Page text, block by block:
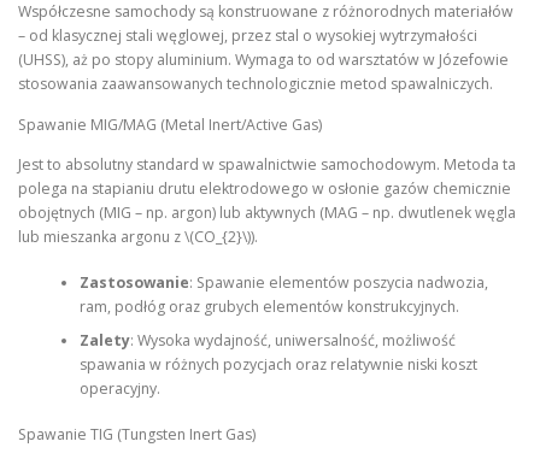
Współczesne samochody są konstruowane z różnorodnych materiałów
– od klasycznej stali węglowej, przez stal o wysokiej wytrzymałości
(UHSS), aż po stopy aluminium. Wymaga to od warsztatów w Józefowie
stosowania zaawansowanych technologicznie metod spawalniczych.
Spawanie MIG/MAG (Metal Inert/Active Gas)
Jest to absolutny standard w spawalnictwie samochodowym. Metoda ta
polega na stapianiu drutu elektrodowego w osłonie gazów chemicznie
obojętnych (MIG – np. argon) lub aktywnych (MAG – np. dwutlenek węgla
lub mieszanka argonu z \(CO_{2}\)).
Zastosowanie: Spawanie elementów poszycia nadwozia,
ram, podłóg oraz grubych elementów konstrukcyjnych.
Zalety: Wysoka wydajność, uniwersalność, możliwość
spawania w różnych pozycjach oraz relatywnie niski koszt
operacyjny.
Spawanie TIG (Tungsten Inert Gas)